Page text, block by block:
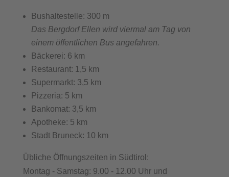
Bushaltestelle: 300 m
Das Bergdorf Ellen wird viermal am Tag von
einem öffentlichen Bus angefahren.
Bäckerei: 6 km
Restaurant: 1,5 km
Supermarkt: 3,5 km
Pizzeria: 5 km
Bankomat: 3,5 km
Apotheke: 5 km
Stadt Bruneck: 10 km
Übliche Öffnungszeiten in Südtirol:
Montag - Samstag: 9.00 - 12.00 Uhr und